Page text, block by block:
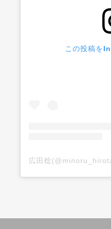
この投稿を
広田稔